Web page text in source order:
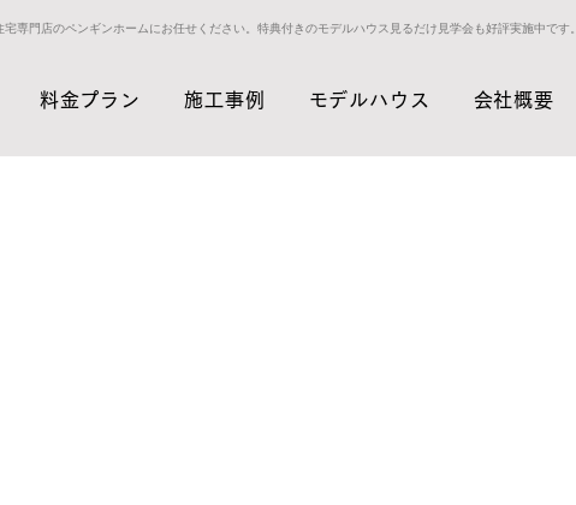
門店のペンギンホームにお任せください。特典付きのモデルハウス見るだけ見学会も好評実施中です。
料金プラン 施工事例 モデルハウス 会社概要